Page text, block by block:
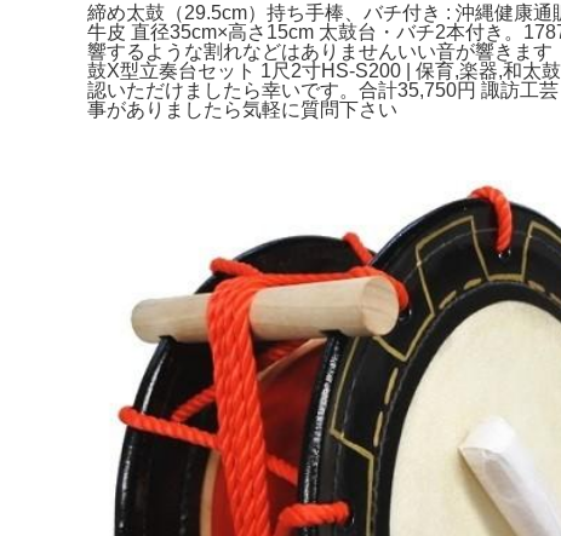
締め太鼓（29.5cm）持ち手棒、バチ付き : 沖縄健康
牛皮 直径35cm×高さ15cm 太鼓台・バチ2本付き。
響するような割れなどはありませんいい音が響きま
鼓X型立奏台セット 1尺2寸HS-S200 | 保育,楽器,和太
認いただけましたら幸いです。合計35,750円 諏訪工
事がありましたら気軽に質問下さい